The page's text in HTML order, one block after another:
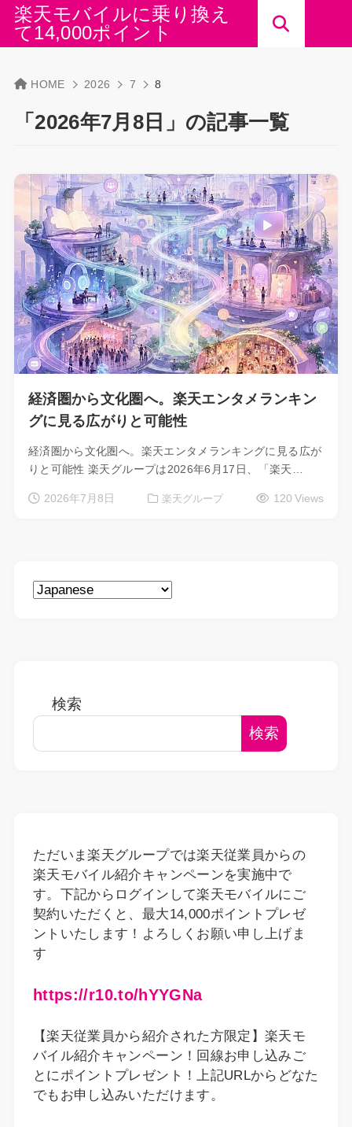
楽天モバイルに乗り換え
て14,000ポイント
HOME 2026 7 8
「2026年7月8日」の記事一覧
経済圏から文化圏へ。楽天エンタメランキン
グに見る広がりと可能性
経済圏から文化圏へ。楽天エンタメランキングに見る広が
りと可能性 楽天グループは2026年6月17日、「楽天…
2026年7月8日 楽天グループ 120 Views
検索
検索
ただいま楽天グループでは楽天従業員からの
楽天モバイル紹介キャンペーンを実施中で
す。下記からログインして楽天モバイルにご
契約いただくと、最大14,000ポイントプレゼ
ントいたします！よろしくお願い申し上げま
す
https://r10.to/hYYGNa
【楽天従業員から紹介された方限定】楽天モ
バイル紹介キャンペーン！回線お申し込みご
とにポイントプレゼント！上記URLからどなた
でもお申し込みいただけます。